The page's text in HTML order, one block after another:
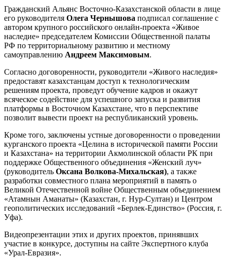
Гражданский Альянс Восточно-Казахстанской области в лице
его руководителя Олега Чернышова подписал соглашение с
автором крупного российского онлайн-проекта «Живое
наследие» председателем Комиссии Общественной палаты
РФ по территориальному развитию и местному
самоуправлению Андреем Максимовым.
Согласно договоренности, руководители «Живого наследия»
предоставят казахстанцам доступ к технологическим
решениям проекта, проведут обучение кадров и окажут
всяческое содействие для успешного запуска и развития
платформы в Восточном Казахстане, что в перспективе
позволит вывести проект на республиканский уровень.
Кроме того, заключены устные договоренности о проведении
курганского проекта «Целина в исторической памяти России
и Казахстана» на территории Акмолинской области РК при
поддержке Общественного объединения «Женский луч»
(руководитель Оксана Волкова-Михальская), а также
разработки совместного плана мероприятий в память о
Великой Отечественной войне Общественным объединением
«Атамнын Аманаты» (Казахстан, г. Нур-Султан) и Центром
геополитических исследований «Берлек-Единство» (Россия, г.
Уфа).
Видеопрезентации этих и других проектов, принявших
участие в конкурсе, доступны на сайте Экспертного клуба
«Урал-Евразия».